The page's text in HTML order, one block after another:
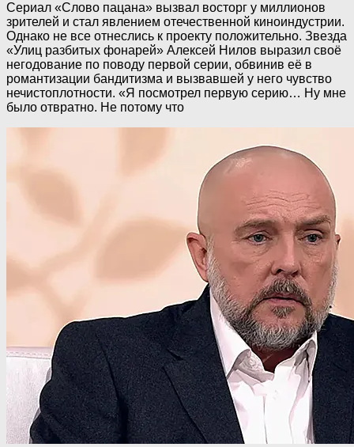
Сериал «Слово пацана» вызвал восторг у миллионов
зрителей и стал явлением отечественной киноиндустрии.
Однако не все отнеслись к проекту положительно. Звезда
«Улиц разбитых фонарей» Алексей Нилов выразил своё
негодование по поводу первой серии, обвинив её в
романтизации бандитизма и вызвавшей у него чувство
нечистоплотности. «Я посмотрел первую серию… Ну мне
было отвратно. Не потому что